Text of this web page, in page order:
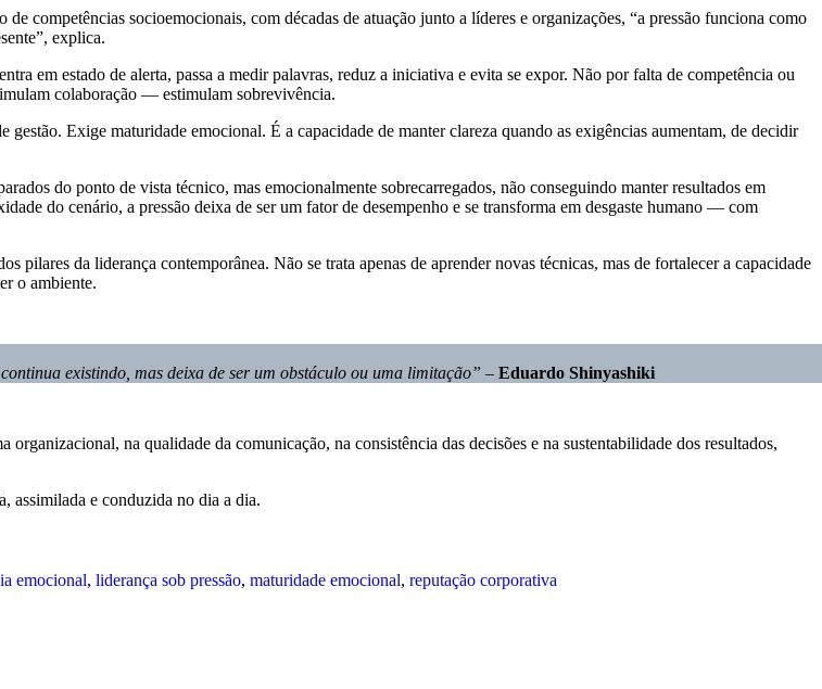
competências socioemocionais, com décadas de atuação junto a líderes e organizações, “a pressão funciona como
explica.
em estado de alerta, passa a medir palavras, reduz a iniciativa e evita se expor. Não por falta de competência ou
colaboração — estimulam sobrevivência.
Exige maturidade emocional. É a capacidade de manter clareza quando as exigências aumentam, de decidir
do ponto de vista técnico, mas emocionalmente sobrecarregados, não conseguindo manter resultados em
do cenário, a pressão deixa de ser um fator de desempenho e se transforma em desgaste humano — com
da liderança contemporânea. Não se trata apenas de aprender novas técnicas, mas de fortalecer a capacidade
o ambiente.
existindo, mas deixa de ser um obstáculo ou uma limitação” – Eduardo Shinyashiki
na qualidade da comunicação, na consistência das decisões e na sustentabilidade dos resultados,
assimilada e conduzida no dia a dia.
emocional, liderança sob pressão, maturidade emocional, reputação corporativa